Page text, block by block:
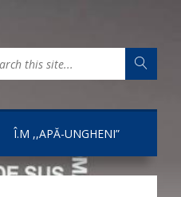
Î.M ,,APĂ-UNGHENI”